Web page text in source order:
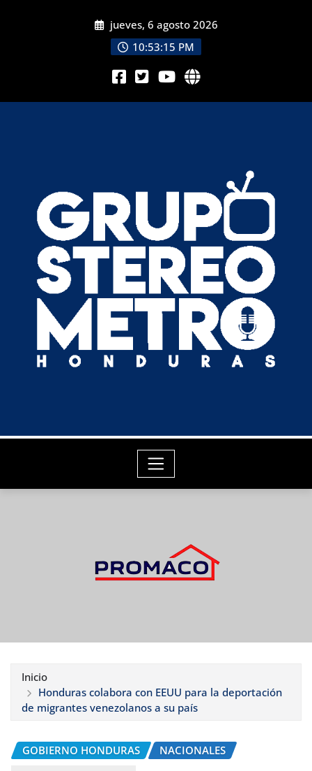
jueves, 6 agosto 2026
10:53:17 PM
Inicio
Honduras colabora con EEUU para la deportación
de migrantes venezolanos a su país
GOBIERNO HONDURAS NACIONALES